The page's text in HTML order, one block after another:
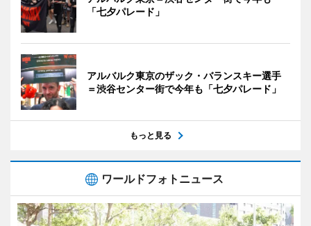
「七夕パレード」
アルバルク東京のザック・バランスキー選手
＝渋谷センター街で今年も「七夕パレード」
もっと見る
ワールドフォトニュース